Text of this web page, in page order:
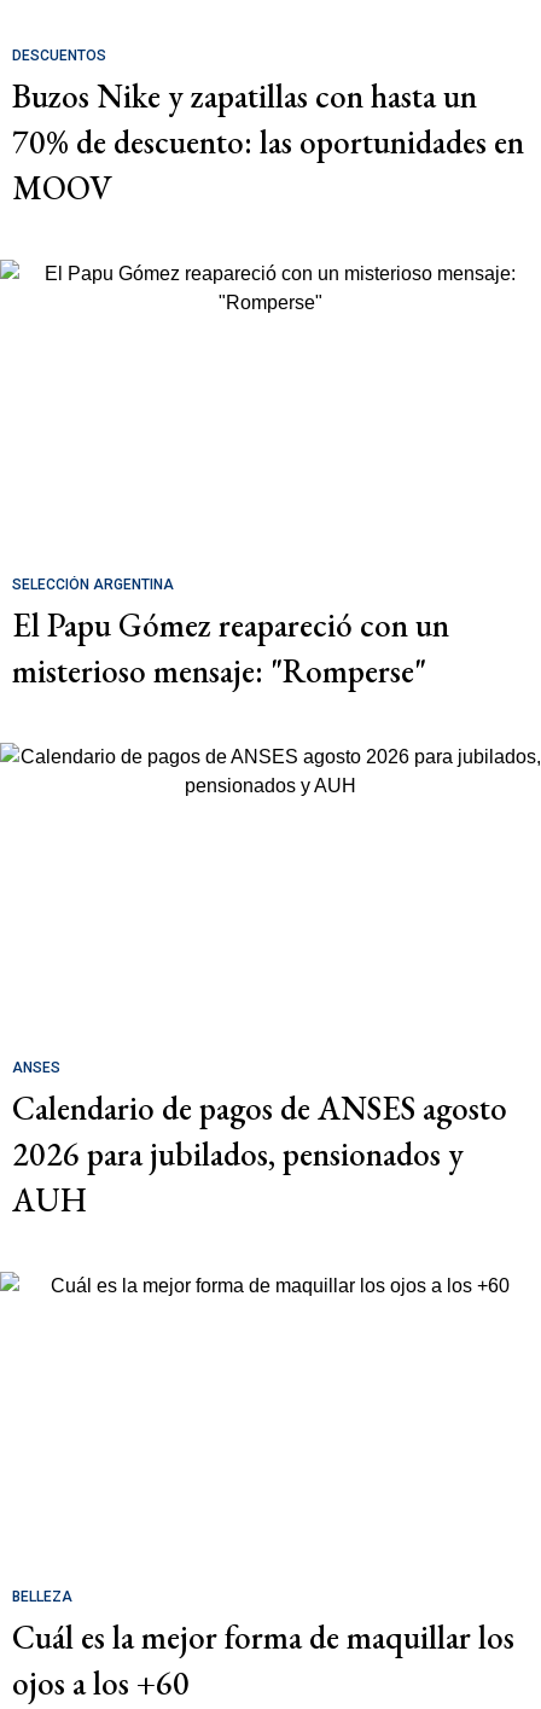
DESCUENTOS
Buzos Nike y zapatillas con hasta un
70% de descuento: las oportunidades en
MOOV
SELECCIÓN ARGENTINA
El Papu Gómez reapareció con un
misterioso mensaje: "Romperse"
ANSES
Calendario de pagos de ANSES agosto
2026 para jubilados, pensionados y
AUH
BELLEZA
Cuál es la mejor forma de maquillar los
ojos a los +60